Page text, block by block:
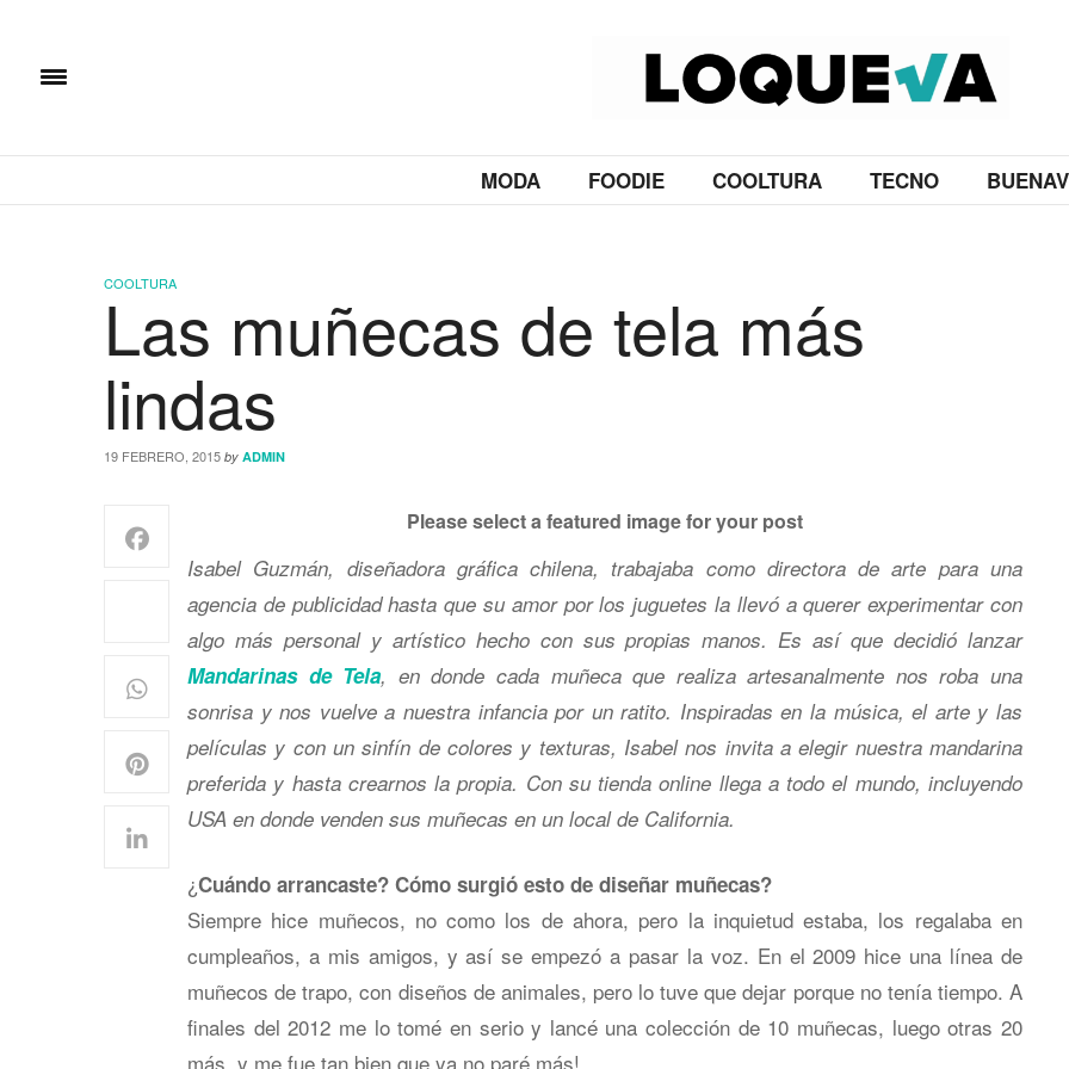
MODA FOODIE COOLTURA TECNO
COOLTURA
Las muñecas de tela más
lindas
19 FEBRERO, 2015 by ADMIN
Please select a featured image for your post
Isabel Guzmán, diseñadora gráfica chilena, trabajaba como directora de arte para una
agencia de publicidad hasta que su amor por los juguetes la llevó a querer experimentar con
algo más personal y artístico hecho con sus propias manos. Es así que decidió lanzar
Mandarinas de Tela, en donde cada muñeca que realiza artesanalmente nos roba una
sonrisa y nos vuelve a nuestra infancia por un ratito. Inspiradas en la música, el arte y las
películas y con un sinfín de colores y texturas, Isabel nos invita a elegir nuestra mandarina
preferida y hasta crearnos la propia. Con su tienda online llega a todo el mundo, incluyendo
USA en donde venden sus muñecas en un local de California.
¿Cuándo arrancaste? Cómo surgió esto de diseñar muñecas?
Siempre hice muñecos, no como los de ahora, pero la inquietud estaba, los regalaba en
cumpleaños, a mis amigos, y así se empezó a pasar la voz. En el 2009 hice una línea de
muñecos de trapo, con diseños de animales, pero lo tuve que dejar porque no tenía tiempo. A
finales del 2012 me lo tomé en serio y lancé una colección de 10 muñecas, luego otras 20
más, y me fue tan bien que ya no paré más!